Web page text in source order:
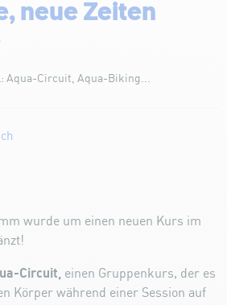
neue Zeiten
Aqua-Circuit, Aqua-Biking...
wurde um einen neuen Kurs im
Circuit, einen Gruppenkurs, der es
Körper während einer Session auf